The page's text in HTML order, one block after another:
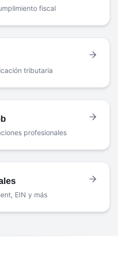
fiscal
tributaria
profesionales
EIN y más